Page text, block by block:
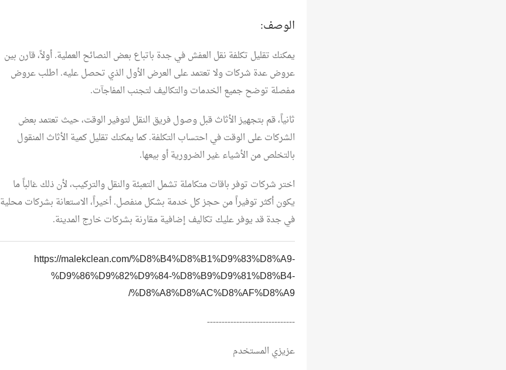
الوصف:
يمكنك تقليل تكلفة نقل العفش في جدة باتباع بعض النصائح العملية. أولاً، قارن بين
عروض عدة شركات ولا تعتمد على العرض الأول الذي تحصل عليه. اطلب عروض
مفصلة توضح جميع الخدمات والتكاليف لتجنب المفاجآت.
ثانياً، قم بتجهيز الأثاث قبل وصول فريق النقل لتوفير الوقت، حيث تعتمد بعض
الشركات على الوقت في احتساب التكلفة. كما يمكنك تقليل كمية الأثاث المنقول
بالتخلص من الأشياء غير الضرورية أو بيعها.
اختر شركات توفر باقات متكاملة تشمل التعبئة والنقل والتركيب، لأن ذلك غالباً ما
يكون أكثر توفيراً من حجز كل خدمة بشكل منفصل. أخيراً، الاستعانة بشركات محلية
في جدة قد يوفر عليك تكاليف إضافية مقارنة بشركات خارج المدينة.
https://malekclean.com/%D8%B4%D8%B1%D9%83%D8%A9-
%D9%86%D9%82%D9%84-%D8%B9%D9%81%D8%B4-
%D8%A8%D8%AC%D8%AF%D8%A9/
------------------------------
عزيزي المستخدم